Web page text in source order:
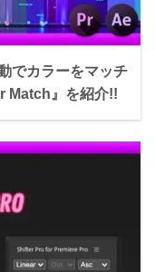
でカラーをマッチ
Match』を紹介!!